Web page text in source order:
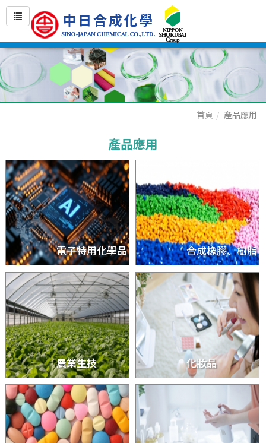
首頁 產品應用
產品應用
電子特用化學品 合成橡膠、樹脂
農業生技 化妝品